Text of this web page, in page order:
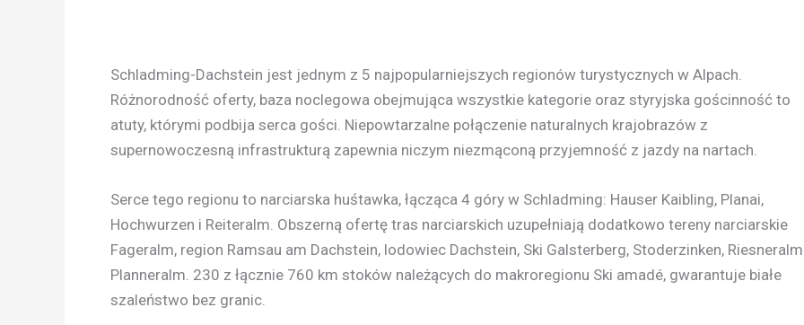
Schladming-Dachstein jest jednym z 5 najpopularniejszych regionów turystycznych w Alpach.
Różnorodność oferty, baza noclegowa obejmująca wszystkie kategorie oraz styryjska gościnność to
atuty, którymi podbija serca gości. Niepowtarzalne połączenie naturalnych krajobrazów z
supernowoczesną infrastrukturą zapewnia niczym niezmąconą przyjemność z jazdy na nartach.
Serce tego regionu to narciarska huśtawka, łącząca 4 góry w Schladming: Hauser Kaibling, Planai,
Hochwurzen i Reiteralm. Obszerną ofertę tras narciarskich uzupełniają dodatkowo tereny narciarskie
Fageralm, region Ramsau am Dachstein, lodowiec Dachstein, Ski Galsterberg, Stoderzinken,
Planneralm. 230 z łącznie 760 km stoków należących do makroregionu Ski amadé, gwarantuje białe
szaleństwo bez granic.